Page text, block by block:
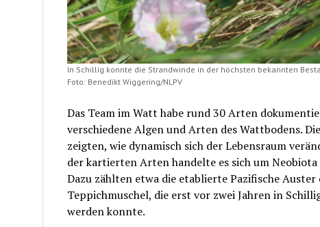
In Schillig konnte die Strandwinde in der höchsten bekannten
Foto: Benedikt Wiggering/NLPV
Das Team im Watt habe rund 30 Arten
verschiedene Algen und Arten des Wattbodens.
zeigten, wie dynamisch sich der Lebensraum
der kartierten Arten handelte es sich um
Dazu zählten etwa die etablierte Pazifische Auster
Teppichmuschel, die erst vor zwei Jahren in
werden konnte.